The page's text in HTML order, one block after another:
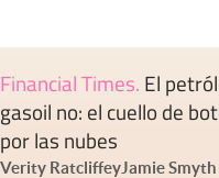
Financial Times. El
gasoil no: el cuello de
por las nubes
Verity RatcliffeyJamie Smyth